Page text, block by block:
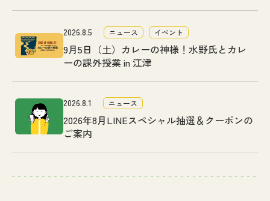
2026.8.5 ニュース イベント
9月5日（土）カレーの神様！水野氏とカレ
ーの課外授業 in 江津
2026.8.1 ニュース
2026年8月LINEスペシャル抽選＆クーポンの
ご案内